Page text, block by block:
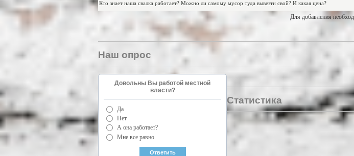
Для добавления
Наш опрос
Довольны Вы работой местной
власти?
Да
Нет
А она работает?
Мне все равно
Статистика